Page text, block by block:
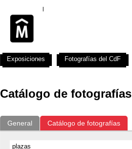
Catálogo de fotografías
General Catálogo de fotografías
Exposiciones Fotografías del CdF